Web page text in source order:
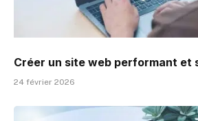
Créer un site web performant et
24 février 2026